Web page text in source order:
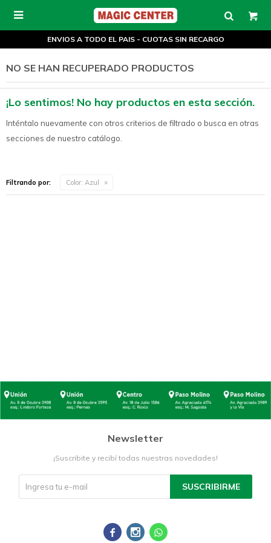

ENVIOS A TODO EL PAIS - CUOTAS SIN RECARGO
NO SE HAN RECUPERADO PRODUCTOS
¡Lo sentimos! No hay productos en esta sección.
Inténtalo nuevamente con otros criterios de filtrado o busca en otras
secciones de nuestro catálogo.
Filtrando por: Color: Azul
Newsletter
¡Suscribite y recibí todas nuestras novedades!
SUSCRIBIRME
  